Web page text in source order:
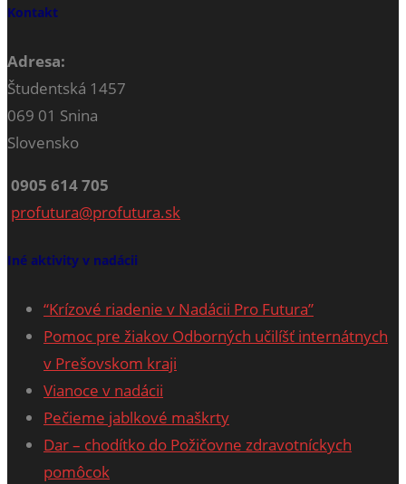
Kontakt
Adresa:
Študentská 1457
069 01 Snina
Slovensko
0905 614 705
profutura@profutura.sk
Iné aktivity v nadácii
“Krízové riadenie v Nadácii Pro Futura”
Pomoc pre žiakov Odborných učilíšť internátnych
v Prešovskom kraji
Vianoce v nadácii
Pečieme jablkové maškrty
Dar – chodítko do Požičovne zdravotníckych
pomôcok